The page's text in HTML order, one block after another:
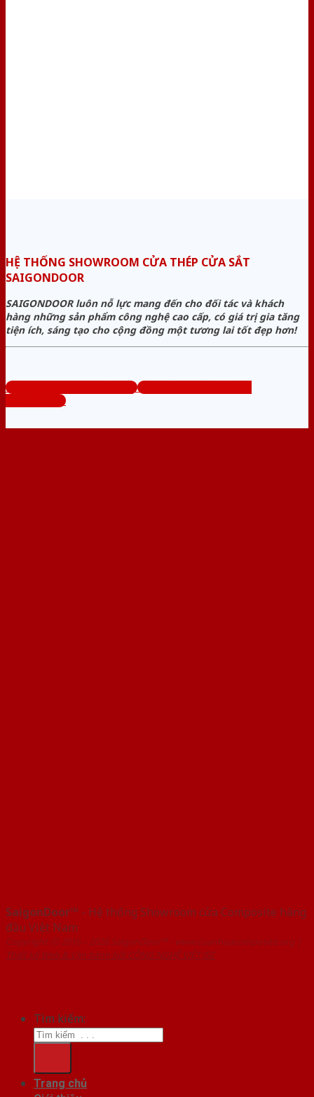
HỆ THỐNG SHOWROOM CỬA THÉP CỬA SẮT
SAIGONDOOR
SAIGONDOOR luôn nỗ lực mang đến cho đối tác và khách
hàng những sản phẩm công nghệ cao cấp, có giá trị gia tăng
tiện ích, sáng tạo cho cộng đồng một tương lai tốt đẹp hơn!
www.cuanhuacomposite.org
Tổng đài tư vấn miễn phí:
0824.400.400
SaigonDoor™ - Hệ thống Showroom cửa Composite hàng
đầu Việt Nam
Copyright ⓒ 2016 – 2026 SaigonDoor™ - www.cuanhuacomposite.org |
Thiết kế Web & Vận hành bởi CÔNG NGHỆ VIỆT JSC
Tìm kiếm:
Trang chủ